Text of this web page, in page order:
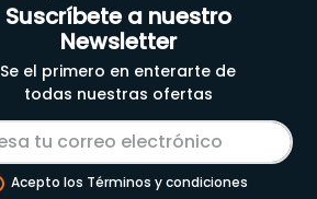
Suscríbete a nuestro
Newsletter
Se el primero en enterarte de
todas nuestras ofertas
Acepto los Términos y condiciones